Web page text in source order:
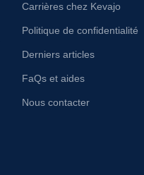
Carrières chez Kevajo
Politique de confidentialité
Derniers articles
FaQs et aides
Nous contacter